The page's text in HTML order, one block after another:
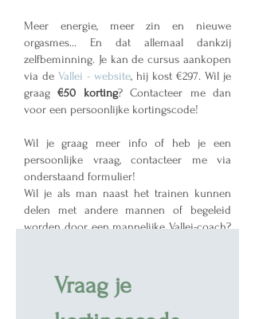
Meer energie, meer zin en nieuwe
orgasmes... En dat allemaal dankzij
zelfbeminning. Je kan de cursus aankopen
via de Vallei - website, hij kost €297. Wil je
graag€50 korting? Contacteer me dan
voor een persoonlijke kortingscode!
Wil je graag meer info of heb je een
persoonlijke vraag, contacteer me via
onderstaand formulier!
Wil je als man naast het trainen kunnen
delen met andere mannen of begeleid
worden door een mannelijke Vallei-coach?
Vraag je